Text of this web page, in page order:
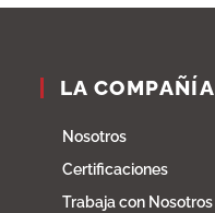
LA COMPAÑÍA
Nosotros
Certificaciones
Trabaja con Nosotros